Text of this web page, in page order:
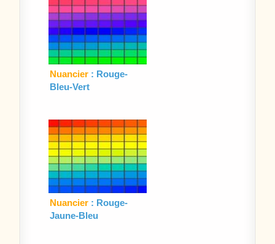
Nuancier : Rouge-
Bleu-Vert
Nuancier : Rouge-
Jaune-Bleu